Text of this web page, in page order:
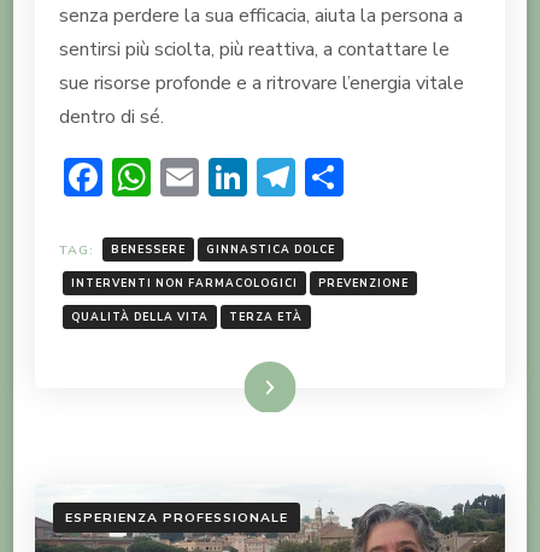
senza perdere la sua efficacia, aiuta la persona a
sentirsi più sciolta, più reattiva, a contattare le
sue risorse profonde e a ritrovare l’energia vitale
dentro di sé.
Facebook
WhatsApp
EmailLinkedIn
Telegram
TAG: BENESSERE GINNASTICA DOLCE
INTERVENTI NON FARMACOLOGICI PREVENZIONE
QUALITÀ DELLA VITA TERZA ETÀ
LEGGI TUTTO
ESPERIENZA PROFESSIONALE